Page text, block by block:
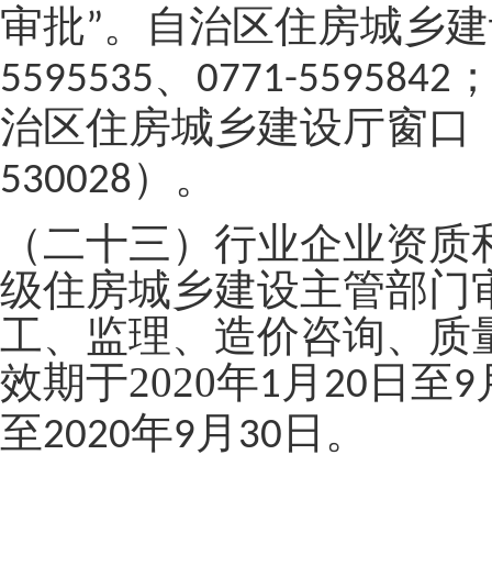
审批”。自治区住房城乡
5595535、 0771-5595842
治区住房城乡建设厅窗口
530028）。
（二十三）行业企业资
级住房城乡建设主管部门
工、监理、造价咨询、质
效期于2020年1 月 20 日至9
至2020年9 月 30 日。